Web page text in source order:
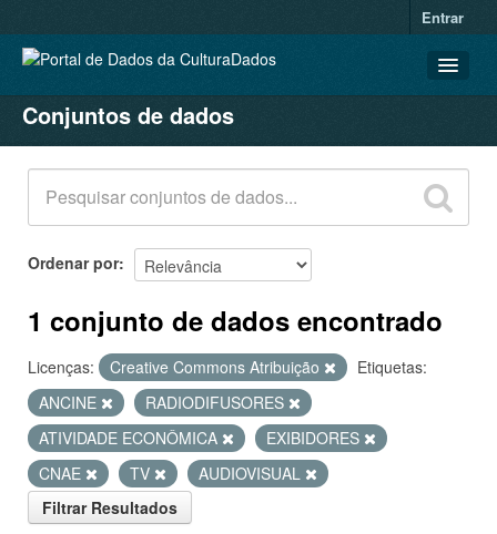
Entrar
CONJUNTOS DE DADOS
ORGANIZAÇÕES
GRUPOS
SOBRE
Conjuntos de dados
Ordenar por
1 conjunto de dados encontrado
Licenças: Creative Commons Atribuição
Etiquetas:
ANCINE
RADIODIFUSORES
ATIVIDADE ECONÔMICA
EXIBIDORES
CNAE
TV
AUDIOVISUAL
Filtrar Resultados